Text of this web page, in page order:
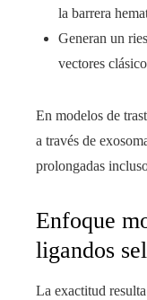
la barrera
Generan un
vectores
En modelos de
a través de
prolongadas
Enfoque
ligandos
La exactitud